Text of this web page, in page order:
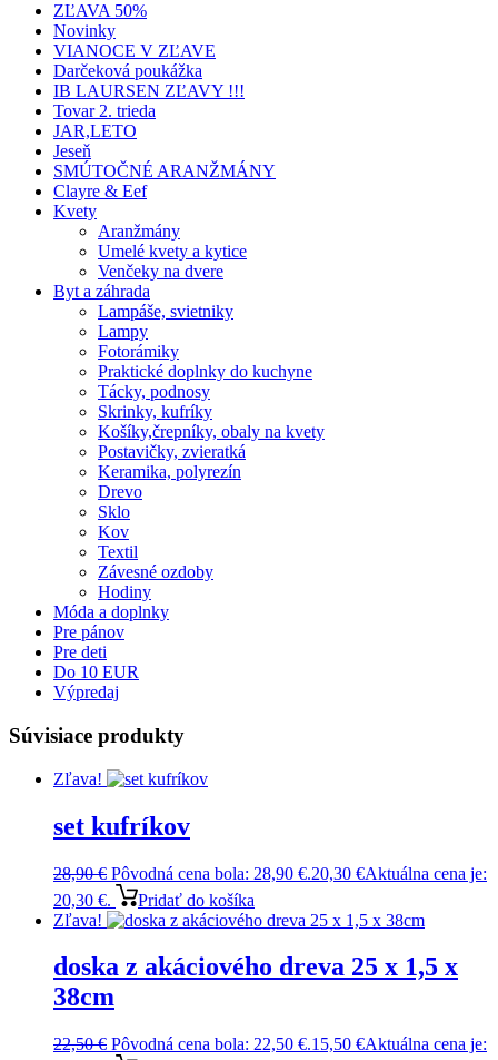
ZĽAVA 50%
Novinky
VIANOCE V ZĽAVE
Darčeková poukážka
IB LAURSEN ZĽAVY !!!
Tovar 2. trieda
JAR,LETO
Jeseň
SMÚTOČNÉ ARANŽMÁNY
Clayre & Eef
Kvety
Aranžmány
Umelé kvety a kytice
Venčeky na dvere
Byt a záhrada
Lampáše, svietniky
Lampy
Fotorámiky
Praktické doplnky do kuchyne
Tácky, podnosy
Skrinky, kufríky
Košíky,črepníky, obaly na kvety
Postavičky, zvieratká
Keramika, polyrezín
Drevo
Sklo
Kov
Textil
Závesné ozdoby
Hodiny
Móda a doplnky
Pre pánov
Pre deti
Do 10 EUR
Výpredaj
Súvisiace produkty
Zľava!
set kufríkov
28,90€ Pôvodná cena bola: 28,90 €.20,30 €Aktuálna cena je:
20,30 €.
Pridať do košíka
Zľava!
doska z akáciového dreva 25 x 1,5 x
38cm
22,50€ Pôvodná cena bola: 22,50 €.15,50 €Aktuálna cena je: